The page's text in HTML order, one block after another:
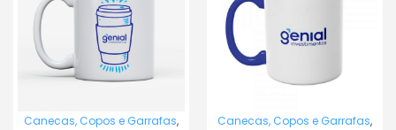
Canecas, Copos e Garrafas,
Canecas, Copos e Garrafas,